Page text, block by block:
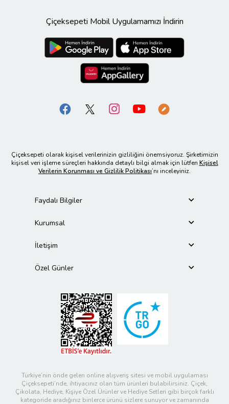
Çiçeksepeti Mobil Uygulamamızı İndirin
Çiçeksepeti olarak kişisel verilerinizin gizliliğini önemsiyoruz. Şirketimizin
kişisel veri işleme süreçleri hakkında detaylı bilgi almak için lütfen Kişisel
Verilerin Korunması ve Gizlilik Politikası’nı inceleyiniz.
Faydalı Bilgiler
Kurumsal
İletişim
Özel Günler
Türkiye’nin önde gelen online alışveriş sitesi ve mobil uygulaması
Çiçeksepeti’nde, ihtiyacınız olan tüm ürünleri bulabilirsiniz. Çiçek,
Çikolata, Hediye, Kişiye Özel Ürünler ve Hediye Setleri gibi birçok farklı
kategoride aradığınız binlerce ürünü sizlere sunuyor ve zamanında